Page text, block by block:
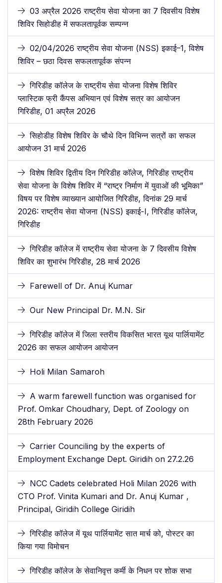
03 अप्रैल 2026 राष्ट्रीय सेवा योजना का 7 दिवसीय विशेष
शिविर सिहोडीह में सफलतापूर्वक सम्पन्न
02/04/2026 राष्ट्रीय सेवा योजना (NSS) इकाई–1, विशेष
शिविर – छठा दिवस सफलतापूर्वक संपन्न
गिरिडीह कॉलेज के राष्ट्रीय सेवा योजना विशेष शिविर
प्लास्टिक फ्री कैंपस अभियान एवं विशेष सत्र का आयोजन
गिरिडीह, 01 अप्रैल 2026
सिहोडीह विशेष शिविर के चौथे दिन विभिन्न सत्रों का सफल
आयोजन 31 मार्च 2026
विशेष शिविर द्वितीय दिन गिरिडीह कॉलेज, गिरिडीह राष्ट्रीय
सेवा योजना के विशेष शिविर में “राष्ट्र निर्माण में युवाओं की भूमिका”
विषय पर विशेष व्याख्यान आयोजित गिरिडीह, दिनांक 29 मार्च
2026: राष्ट्रीय सेवा योजना (NSS) इकाई-I, गिरिडीह कॉलेज,
गिरिडीह
गिरिडीह कॉलेज में राष्ट्रीय सेवा योजना के 7 दिवसीय विशेष
शिविर का शुभारंभ गिरिडीह, 28 मार्च 2026
Farewell of Dr. Anuj Kumar
Our New Principal Dr. M.N. Sir
गिरिडीह कॉलेज में जिला स्तरीय विकसित भारत यूथ पार्लियामेंट
2026 का सफल आयोजन आयोजन
Holi Milan Samaroh
A warm farewell function was organised for
Prof. Omkar Choudhary, Dept. of Zoology on
28th February 2026
Carrier Counciling by the experts of
Employment Exchange Dept. Giridih on 27.2.26
NCC Cadets celebrated Holi Milan 2026 with
CTO Prof. Vinita Kumari and Dr. Anuj Kumar ,
Principal, Giridih College Giridih
गिरिडीह कॉलेज में यूथ पार्लियामेंट सात मार्च को, पोस्टर का
किया गया विमोचन
गिरिडीह कॉलेज के सेवानिवृत्त कर्मी के निधन पर शोक सभा